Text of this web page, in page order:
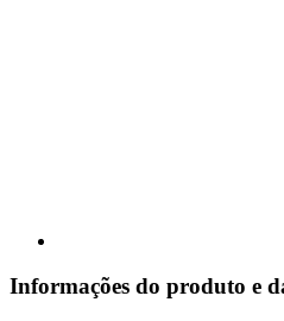
Informações do produto e